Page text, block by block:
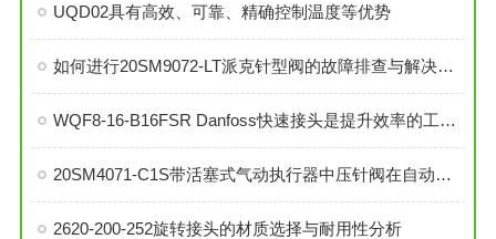
UQD02具有高效、可靠、精确控制温度等优势
如何进行20SM9072-LT派克针型阀的故障排查与解决措施？
WQF8-16-B16FSR Danfoss快速接头是提升效率的工业连接解决方案
20SM4071-C1S带活塞式气动执行器中压针阀在自动化系统中的角色与功能
2620-200-252旋转接头的材质选择与耐用性分析